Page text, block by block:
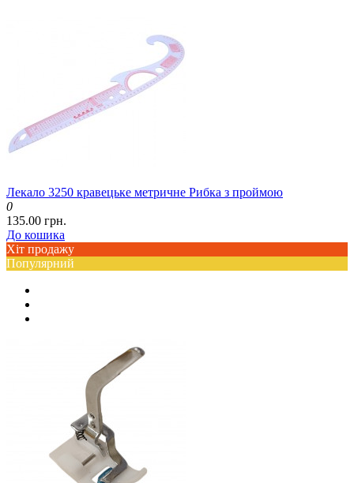
Лекало 3250 кравецьке метричне Рибка з проймою
0
135.00 грн.
До кошика
Хіт продажу
Популярний